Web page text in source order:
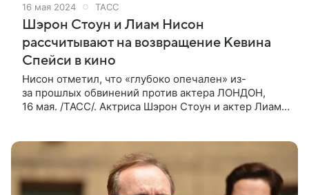
16 мая 2024 ТАСС
Шэрон Стоун и Лиам Нисон
рассчитывают на возвращение Кевина
Спейси в кино
Нисон отметил, что «глубоко опечален» из-
за прошлых обвинений против актера ЛОНДОН,
16 мая. /ТАСС/. Актриса Шэрон Стоун и актер Лиам